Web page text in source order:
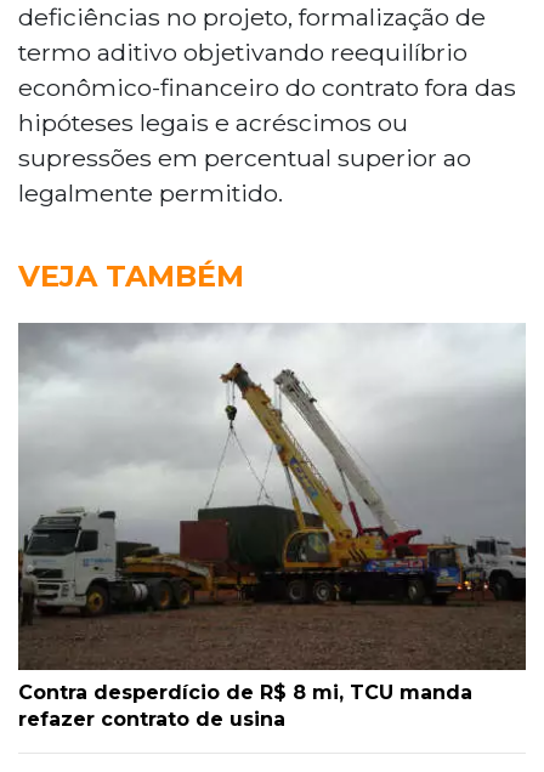
deficiências no projeto, formalização de
termo aditivo objetivando reequilíbrio
econômico-financeiro do contrato fora das
hipóteses legais e acréscimos ou
supressões em percentual superior ao
legalmente permitido.
VEJA TAMBÉM
Contra desperdício de R$ 8 mi, TCU manda
refazer contrato de usina